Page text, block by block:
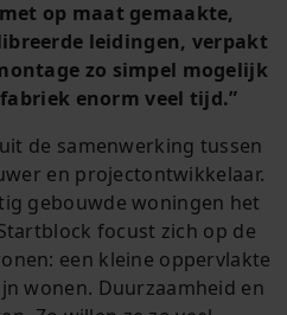
op maat gemaakte,
leidingen, verpakt
zo simpel mogelijk
enorm veel tijd.”
de samenwerking tussen
en projectontwikkelaar.
gebouwde woningen het
focust zich op de
een kleine oppervlakte
wonen. Duurzaamheid en